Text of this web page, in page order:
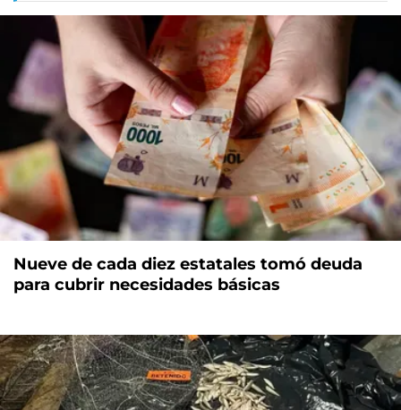
Nueve de cada diez estatales tomó deuda
para cubrir necesidades básicas